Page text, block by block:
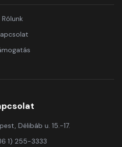
Rólunk
Délibáb u. 15.-17.
1) 255-3333